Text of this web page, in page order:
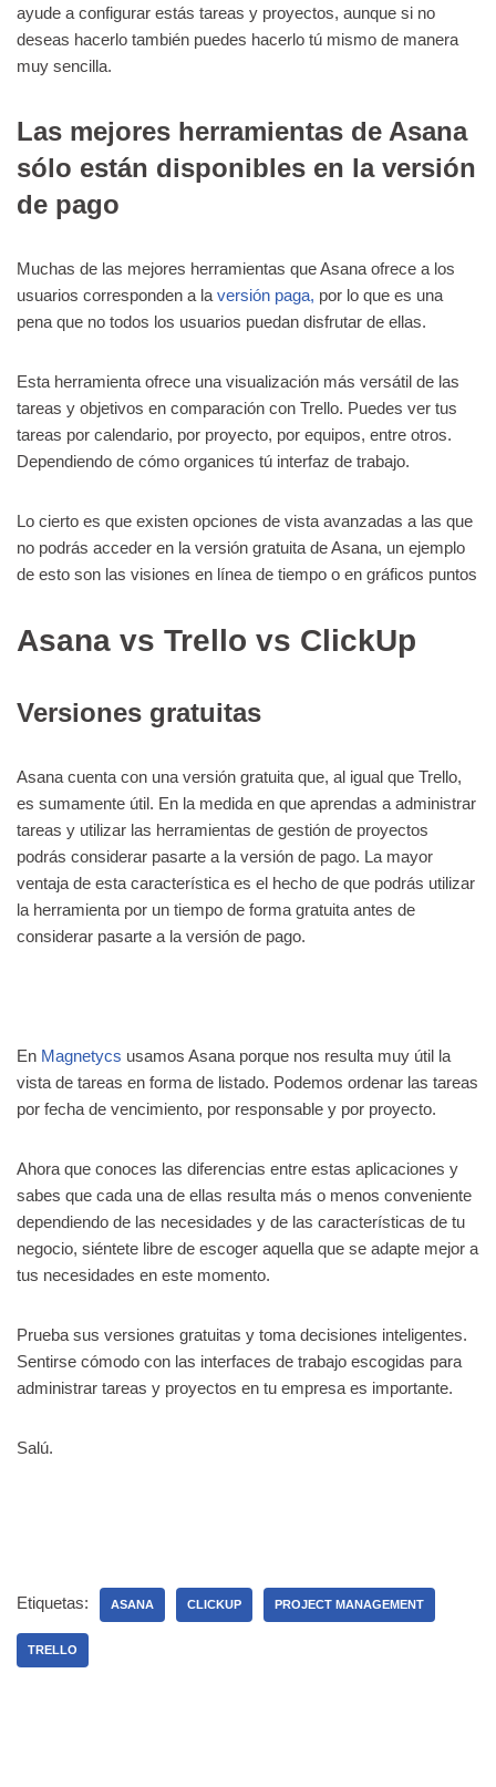
ayude a configurar estás tareas y proyectos, aunque si no
deseas hacerlo también puedes hacerlo tú mismo de manera
muy sencilla.
Las mejores herramientas de Asana
sólo están disponibles en la versión
de pago
Muchas de las mejores herramientas que Asana ofrece a los
usuarios corresponden a la versión paga, por lo que es una
pena que no todos los usuarios puedan disfrutar de ellas.
Esta herramienta ofrece una visualización más versátil de las
tareas y objetivos en comparación con Trello. Puedes ver tus
tareas por calendario, por proyecto, por equipos, entre otros.
Dependiendo de cómo organices tú interfaz de trabajo.
Lo cierto es que existen opciones de vista avanzadas a las que
no podrás acceder en la versión gratuita de Asana, un ejemplo
de esto son las visiones en línea de tiempo o en gráficos puntos
Asana vs Trello vs ClickUp
Versiones gratuitas
Asana cuenta con una versión gratuita que, al igual que Trello,
es sumamente útil. En la medida en que aprendas a administrar
tareas y utilizar las herramientas de gestión de proyectos
podrás considerar pasarte a la versión de pago. La mayor
ventaja de esta característica es el hecho de que podrás utilizar
la herramienta por un tiempo de forma gratuita antes de
considerar pasarte a la versión de pago.
En Magnetycs usamos Asana porque nos resulta muy útil la
vista de tareas en forma de listado. Podemos ordenar las tareas
por fecha de vencimiento, por responsable y por proyecto.
Ahora que conoces las diferencias entre estas aplicaciones y
sabes que cada una de ellas resulta más o menos conveniente
dependiendo de las necesidades y de las características de tu
negocio, siéntete libre de escoger aquella que se adapte mejor a
tus necesidades en este momento.
Prueba sus versiones gratuitas y toma decisiones inteligentes.
Sentirse cómodo con las interfaces de trabajo escogidas para
administrar tareas y proyectos en tu empresa es importante.
Salú.
Etiquetas: ASANA CLICKUP PROJECT MANAGEMENT
TRELLO